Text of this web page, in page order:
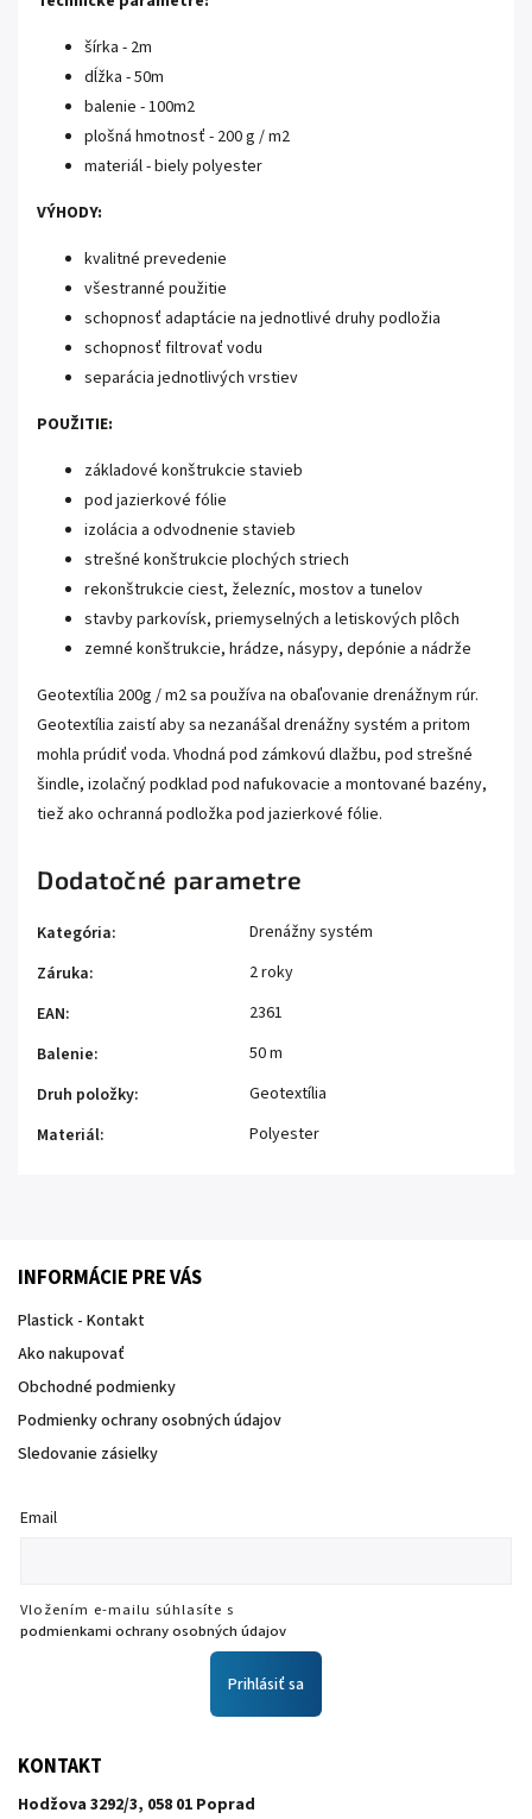
šírka - 2m
dĺžka - 50m
balenie - 100m2
plošná hmotnosť - 200 g / m2
materiál - biely polyester
VÝHODY:
kvalitné prevedenie
všestranné použitie
schopnosť adaptácie na jednotlivé druhy podložia
schopnosť filtrovať vodu
separácia jednotlivých vrstiev
POUŽITIE:
základové konštrukcie stavieb
pod jazierkové fólie
izolácia a odvodnenie stavieb
strešné konštrukcie plochých striech
rekonštrukcie ciest, železníc, mostov a tunelov
stavby parkovísk, priemyselných a letiskových plôch
zemné konštrukcie, hrádze, násypy, depónie a nádrže
Geotextília 200g / m2 sa používa na obaľovanie drenážnym rúr.
Geotextília zaistí aby sa nezanášal drenážny systém a pritom
mohla prúdiť voda. Vhodná pod zámkovú dlažbu, pod strešné
šindle, izolačný podklad pod nafukovacie a montované bazény,
tiež ako ochranná podložka pod jazierkové fólie.
Dodatočné parametre
Kategória:
Drenážny systém
Záruka:
2 roky
EAN:
2361
Balenie:
50 m
Druh položky:
Geotextília
Materiál: Polyester
INFORMÁCIE PRE VÁS
Plastick - Kontakt
Ako nakupovať
Obchodné podmienky
Podmienky ochrany osobných údajov
Sledovanie zásielky
Email
Vložením e-mailu súhlasíte s
podmienkami ochrany osobných údajov
Prihlásiť sa
KONTAKT
Hodžova 3292/3, 058 01 Poprad